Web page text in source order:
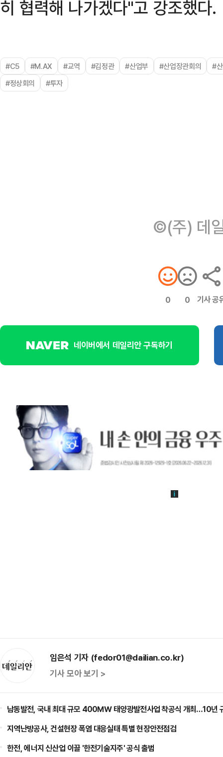
히 협력해 나가겠다"고 강조했다.
#C5 #M.AX #교역 #김정관 #산업부 #산업장관회의
#
#정상회의
#투자
©(주) 데
0 0 기사 공
네이버에서 데일리안 구독하기
임은석 기자 (fedor01@dailian.co.kr)
기사 모아 보기 >
남동발전, 국내 최대 규모 400㎿ 태양광발전사업 착공식 개최…10년
지역난방공사, 건설현장 폭염 대응실태 특별 현장안전점검
한전, 에너지 신산업 이끌 '한전기술지주' 공식 출범